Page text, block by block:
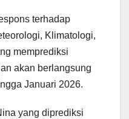
terhadap
Klimatologi,
memprediksi
akan berlangsung
Januari 2026.
yang diprediksi